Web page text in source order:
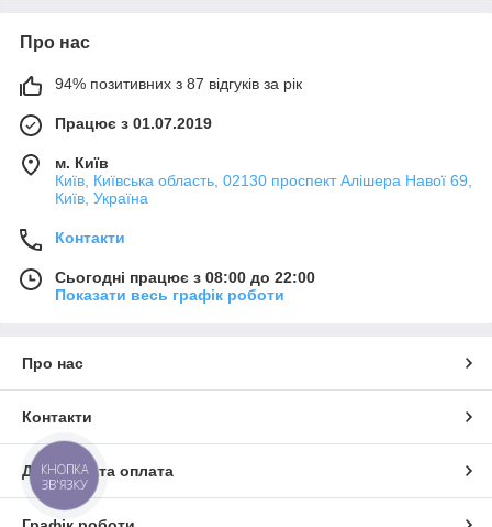
Про нас
94% позитивних з 87 відгуків за рік
Працює з 01.07.2019
м. Київ
Київ, Київська область, 02130 проспект Алішера Навої 69,
Київ, Україна
Контакти
Сьогодні працює з 08:00 до 22:00
Показати весь графік роботи
Про нас
Контакти
Доставка та оплата
КНОПКА
ЗВ'ЯЗКУ